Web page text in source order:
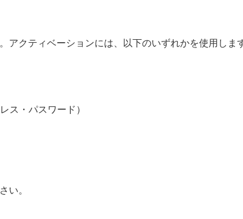
クティベーションには、以下のいずれかを使用しま
ス・パスワード）
い。